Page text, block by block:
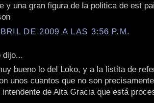
y una gran figura de la politica de est
DE 2009 A LAS 3:56 P.M.
dijo...
bueno lo del Loko, y a la listita de
unos cuantos que no son
de Alta Gracia que está